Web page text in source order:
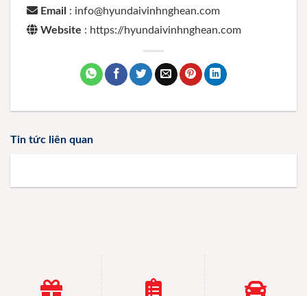
Email : info@hyundaivinhnghean.com
Website : https://hyundaivinhnghean.com
Tin tức liên quan